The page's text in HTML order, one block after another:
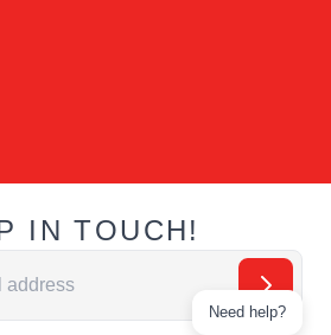
IN TOUCH!
Need help?